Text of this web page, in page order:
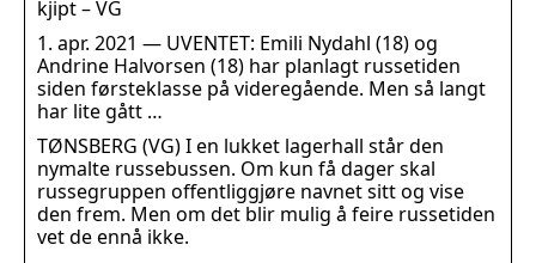
kjipt – VG
1. apr. 2021 — UVENTET: Emili Nydahl (18) og
Andrine Halvorsen (18) har planlagt russetiden
siden førsteklasse på videregående. Men så langt
har lite gått …
TØNSBERG (VG) I en lukket lagerhall står den
nymalte russebussen. Om kun få dager skal
russegruppen offentliggjøre navnet sitt og vise
den frem. Men om det blir mulig å feire russetiden
vet de ennå ikke.